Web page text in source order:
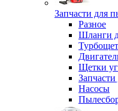
Запчасти для
Разное
Шланги
Щетки
Насосы